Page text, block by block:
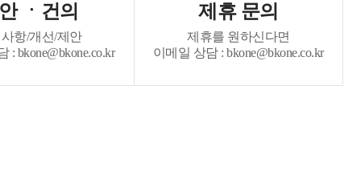
ㆍ건의
항/개선/제안
: bkone@bkone.co.kr
제휴 문의
제휴를 원하신다면
이메일 상담 : bkone@bkone.co.kr